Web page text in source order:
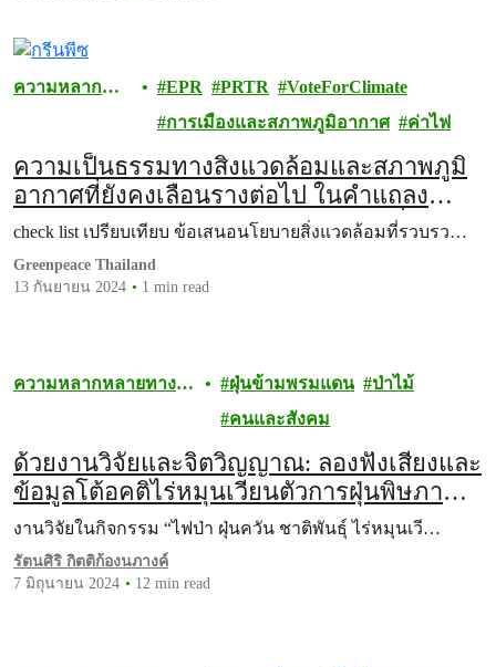
ความหลาก
EPR PRTR
VoteForClimate
การเมืองและสภาพภูมิอากาศ
ค่าไฟ
ความเป็นธรรมทางสิ่งแวดล้อมและสภาพภูมิ
อากาศที่ยังคงเลือนรางต่อไป ในคำแถลง
นโยบายของรัฐบาลใหม่ต่อรัฐสภาวันที่ 12
กันยายน 2567
check list เปรียบเทียบ ข้อเสนอนโยบายสิ่งแวดล้อมที่รวบรว…
Greenpeace Thailand
13 กันยายน 2024
1 min read
ความหลากหลายทาง
ฝุ่นข้ามพรมแดน
ป่าไม้
คนและสังคม
ด้วยงานวิจัยและจิตวิญญาณ: ลองฟังเสียงและ
ข้อมูลโต้อคติไร่หมุนเวียนตัวการฝุ่นพิษภาค
เหนือ
งานวิจัยในกิจกรรม “ไฟป่า ฝุ่นควัน ชาติพันธุ์ ไร่หมุนเวี…
รัตนศิริ กิตติก้องนภางค์
7 มิถุนายน 2024
12 min read